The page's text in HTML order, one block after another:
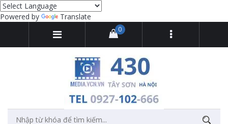
Powered by Translate
0